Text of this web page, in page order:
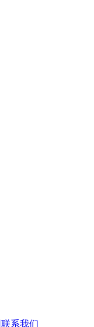
联系我们